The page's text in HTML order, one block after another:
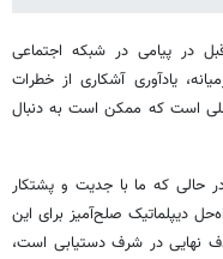
در پیامی در شبکه اجتماعی
یادآوری آشکاری از خطرات
است که ممکن است به دنبال
حالی که ما با جدیت و پشتکار
دیپلماتیک صلح‌آمیز برای این
نهایی در شرف دستیابی است،